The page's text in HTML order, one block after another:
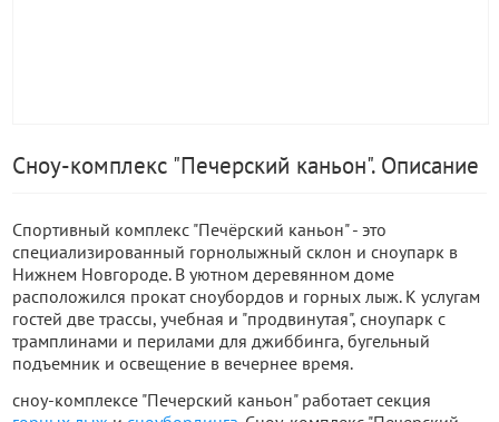
Сноу-комплекс "Печерский каньон". Описание
Спортивный комплекс "Печёрский каньон" - это
специализированный горнолыжный склон и сноупарк в
Нижнем Новгороде. В уютном деревянном доме
расположился прокат сноубордов и горных лыж. К услугам
гостей две трассы, учебная и "продвинутая", сноупарк с
трамплинами и перилами для джиббинга, бугельный
подъемник и освещение в вечернее время.
сноу-комплексе "Печерский каньон" работает секция